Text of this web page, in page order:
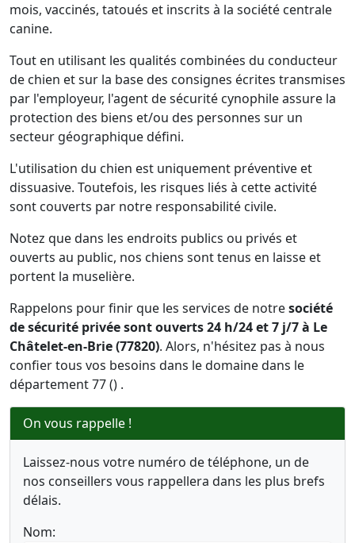
mois, vaccinés, tatoués et inscrits à la société centrale
canine.
Tout en utilisant les qualités combinées du conducteur
de chien et sur la base des consignes écrites transmises
par l'employeur, l'agent de sécurité cynophile assure la
protection des biens et/ou des personnes sur un
secteur géographique défini.
L'utilisation du chien est uniquement préventive et
dissuasive. Toutefois, les risques liés à cette activité
sont couverts par notre responsabilité civile.
Notez que dans les endroits publics ou privés et
ouverts au public, nos chiens sont tenus en laisse et
portent la muselière.
Rappelons pour finir que les services de notresociété
de sécurité privée sont ouverts 24 h/24 et 7 j/7 à Le
Châtelet-en-Brie (77820). Alors, n'hésitez pas à nous
confier tous vos besoins dans le domaine dans le
département 77 () .
On vous rappelle !
Laissez-nous votre numéro de téléphone, un de
nos conseillers vous rappellera dans les plus brefs
délais.
Nom: